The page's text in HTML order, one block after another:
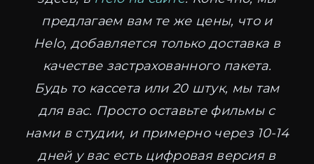
предлагаем вам те же цены, что и
Helo, добавляется только доставка в
качестве застрахованного пакета.
Будь то кассета или 20 штук, мы там
для вас. Просто оставьте фильмы с
нами в студии, и примерно через 10-14
дней у вас есть цифровая версия в